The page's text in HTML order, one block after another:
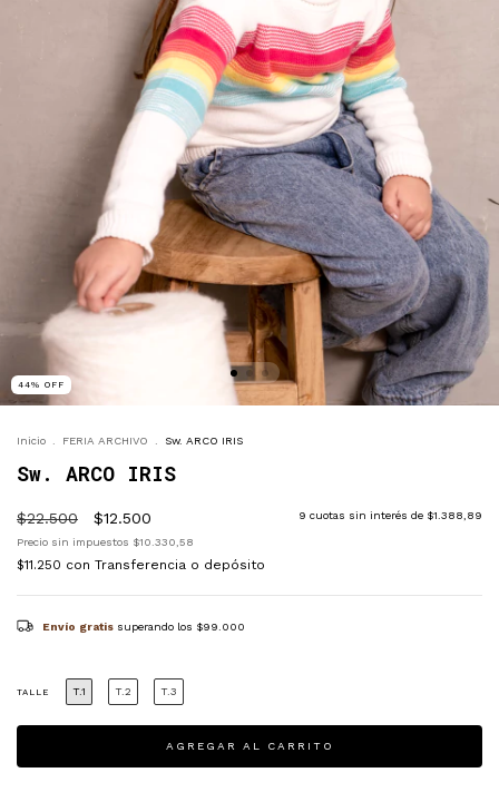
44% OFF
Inicio FERIA ARCHIVO Sw. ARCO IRIS
Sw. ARCO IRIS
$22.500 $12.500 9 cuotas sin interés de $1.388,89
Precio sin impuestos $10.330,58
$11.250 con Transferencia o depósito
Envío gratis superando los $99.000
TALLE T.1 T.2 T.3